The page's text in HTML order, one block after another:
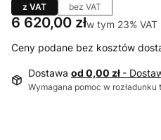
z VAT bez VAT
Cena
6 620,00 złw tym 23% VAT
w tym 23% VAT
Ceny podane bez kosztów
Dostawa od 0,00 zł -
Wymagana pomoc w rozładunku